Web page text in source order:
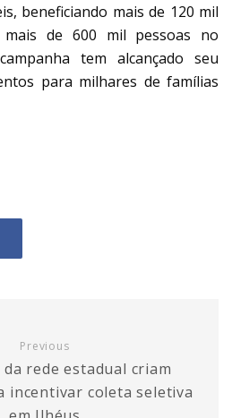
beneficiando mais de 120 mil
de 600 mil pessoas no
tem alcançado seu
para milhares de famílias
Previous
rede estadual criam
incentivar coleta seletiva